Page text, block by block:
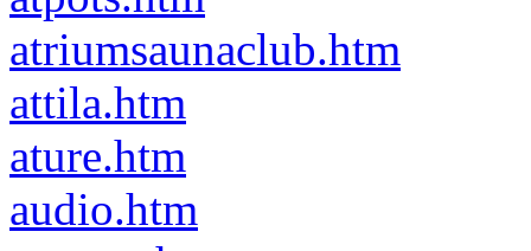
atriumsaunaclub.htm
attila.htm
ature.htm
audio.htm